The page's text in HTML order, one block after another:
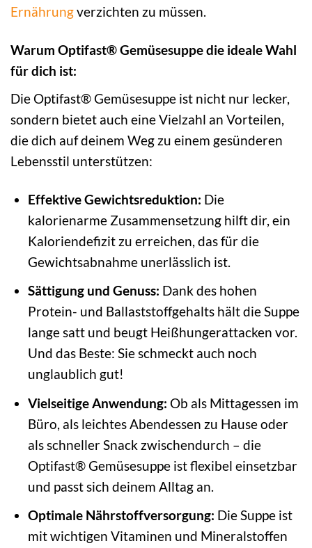
Ernährungverzichten zu müssen.
Warum Optifast® Gemüsesuppe die ideale Wahl
für dich ist:
Die Optifast® Gemüsesuppe ist nicht nur lecker,
sondern bietet auch eine Vielzahl an Vorteilen,
die dich auf deinem Weg zu einem gesünderen
Lebensstil unterstützen:
Effektive Gewichtsreduktion: Die
kalorienarme Zusammensetzung hilft dir, ein
Kaloriendefizit zu erreichen, das für die
Gewichtsabnahme unerlässlich ist.
Sättigung und Genuss: Dank des hohen
Protein- und Ballaststoffgehalts hält die Suppe
lange satt und beugt Heißhungerattacken vor.
Und das Beste: Sie schmeckt auch noch
unglaublich gut!
Vielseitige Anwendung: Ob als Mittagessen im
Büro, als leichtes Abendessen zu Hause oder
als schneller Snack zwischendurch – die
Optifast® Gemüsesuppe ist flexibel einsetzbar
und passt sich deinem Alltag an.
Optimale Nährstoffversorgung: Die Suppe ist
mit wichtigen Vitaminen und Mineralstoffen